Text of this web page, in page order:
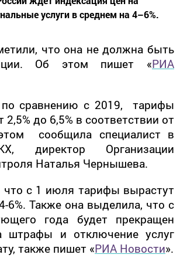
услуги в среднем на 4–6%.
что она не должна быть
Об этом пишет «РИА
сравнению с 2019, тарифы
до 6,5% в соответствии от
сообщила специалист в
директор Организации
Наталья Чернышева.
что с 1 июля тарифы вырастут
6%. Также она выделила, что с
года будет прекращен
штрафы и отключение услуг
также пишет «РИА Новости».